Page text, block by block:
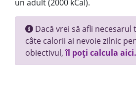
un adult (2000 kCal).
Dacă vrei să afli necesarul
câte calorii ai nevoie zilnic
obiectivul,îl poți calcula aici.